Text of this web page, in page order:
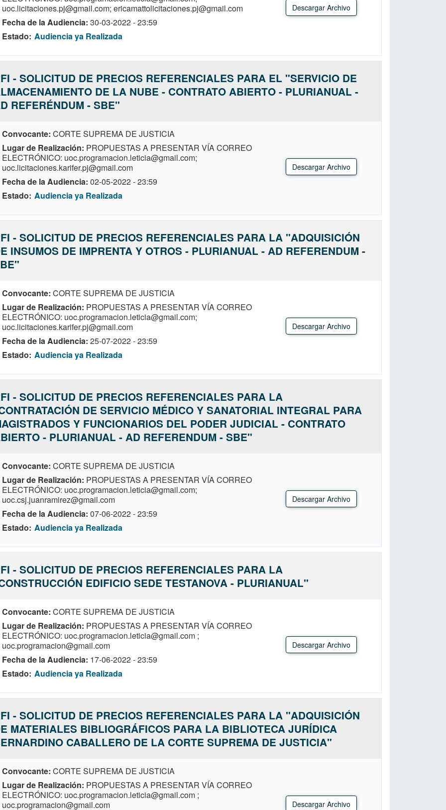
uoc.licitaciones.pj@gmail.com; ericamattolicitaciones.pj@gmail.com
Fecha de la Audiencia 30-03-2022 - 23:59
Estado Audiencia ya Realizada
Descargar Archivo
- SOLICITUD DE PRECIOS REFERENCIALES PARA EL "SERVICIO DE
DE LA NUBE - CONTRATO ABIERTO - PLURIANUAL -
REFERÉNDUM - SBE"
Convocante CORTE SUPREMA DE JUSTICIA
Lugar de Realización PROPUESTAS A PRESENTAR VÍA CORREO
ELECTRÓNICO: uoc.programacion.leticia@gmail.com;
uoc.licitaciones.karifer.pj@gmail.com
Fecha de la Audiencia 02-05-2022 - 23:59
Estado Audiencia ya Realizada
Descargar Archivo
- SOLICITUD DE PRECIOS REFERENCIALES PARA LA "ADQUISICIÓN
INSUMOS DE IMPRENTA Y OTROS - PLURIANUAL - AD REFERENDUM -
Convocante CORTE SUPREMA DE JUSTICIA
Lugar de Realización PROPUESTAS A PRESENTAR VÍA CORREO
ELECTRÓNICO: uoc.programacion.leticia@gmail.com;
uoc.licitaciones.karifer.pj@gmail.com
Fecha de la Audiencia 25-07-2022 - 23:59
Estado Audiencia ya Realizada
Descargar Archivo
- SOLICITUD DE PRECIOS REFERENCIALES PARA LA
DE SERVICIO MÉDICO Y SANATORIAL INTEGRAL PARA
Y FUNCIONARIOS DEL PODER JUDICIAL - CONTRATO
- PLURIANUAL - AD REFERENDUM - SBE"
Convocante CORTE SUPREMA DE JUSTICIA
Lugar de Realización PROPUESTAS A PRESENTAR VÍA CORREO
ELECTRÓNICO: uoc.programacion.leticia@gmail.com;
uoc.csj.juanramirez@gmail.com
Fecha de la Audiencia 07-06-2022 - 23:59
Estado Audiencia ya Realizada
Descargar Archivo
- SOLICITUD DE PRECIOS REFERENCIALES PARA LA
EDIFICIO SEDE TESTANOVA - PLURIANUAL"
Convocante CORTE SUPREMA DE JUSTICIA
Lugar de Realización PROPUESTAS A PRESENTAR VÍA CORREO
ELECTRÓNICO: uoc.programacion.leticia@gmail.com ;
uoc.programacion@gmail.com
Fecha de la Audiencia 17-06-2022 - 23:59
Estado Audiencia ya Realizada
Descargar Archivo
- SOLICITUD DE PRECIOS REFERENCIALES PARA LA "ADQUISICIÓN
MATERIALES BIBLIOGRÁFICOS PARA LA BIBLIOTECA JURÍDICA
CABALLERO DE LA CORTE SUPREMA DE JUSTICIA"
Convocante CORTE SUPREMA DE JUSTICIA
Lugar de Realización PROPUESTAS A PRESENTAR VÍA CORREO
ELECTRÓNICO: uoc.programacion.leticia@gmail.com ;
uoc.programacion@gmail.com
Descargar Archivo